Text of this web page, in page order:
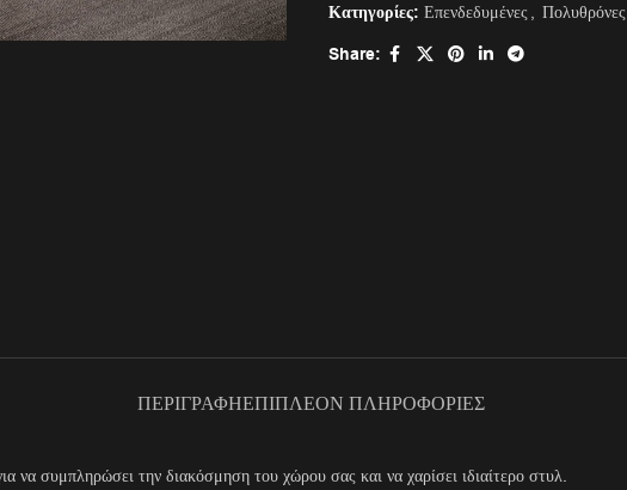
Κατηγορίες: Επενδεδυμένες, Πολυθρόνες
Share:
ΠΕΡΙΓΡΑΦΉΕΠΙΠΛΈΟΝ ΠΛΗΡΟΦΟΡΊΕΣ
να συμπληρώσει την διακόσμηση του χώρου σας και να χαρίσει ιδιαίτερο στυλ.